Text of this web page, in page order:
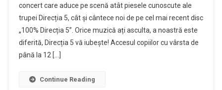
concert care aduce pe scenă atât piesele cunoscute ale
trupei Direcția 5, cât și cântece noi de pe cel mai recent disc
„100% Direcția 5”. Orice muzică ați asculta, a noastră este
diferită, Direcția 5 vă iubește! Accesul copiilor cu vârsta de
până la 12 […]
Continue Reading